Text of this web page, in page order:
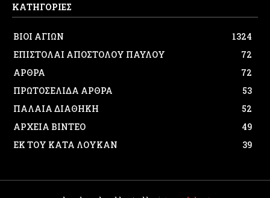
ΚΑΤΗΓΟΡΙΕΣ
ΒΙΟΙ ΑΓΙΩΝ
1324
ΕΠΙΣΤΟΛΑΙ ΑΠΟΣΤΟΛΟΥ ΠΑΥΛΟΥ
72
ΑΡΘΡΑ
72
ΠΡΩΤΟΣΕΛΙΔΑ ΑΡΘΡΑ
53
ΠΑΛΑΙΑ ΔΙΑΘΗΚΗ
52
ΑΡΧΕΙΑ ΒΙΝΤΕΟ
49
ΕΚ ΤΟΥ ΚΑΤΑ ΛΟΥΚΑΝ
39